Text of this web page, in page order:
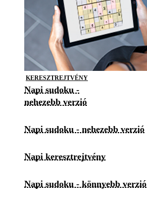
KERESZTREJTVÉNY
Napi sudoku -
nehezebb verzió
Napi sudoku - nehezebb verzió
Napi keresztrejtvény
Napi sudoku - könnyebb verzió